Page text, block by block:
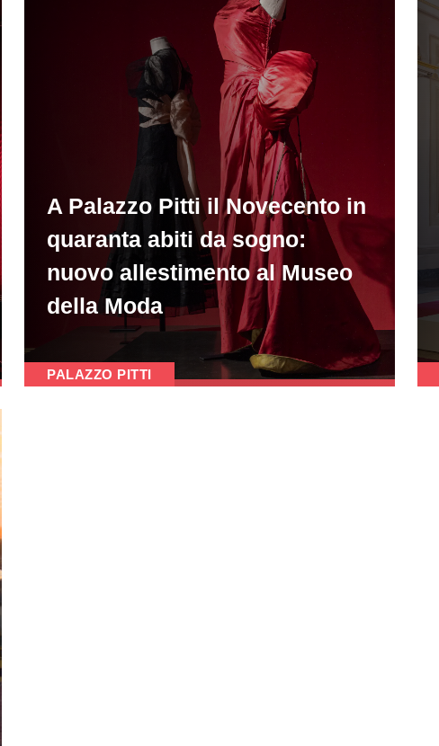
PALAZZO PITTI
A Palazzo Pitti il Novecento in
quaranta abiti da sogno:
nuovo allestimento al Museo
della Moda